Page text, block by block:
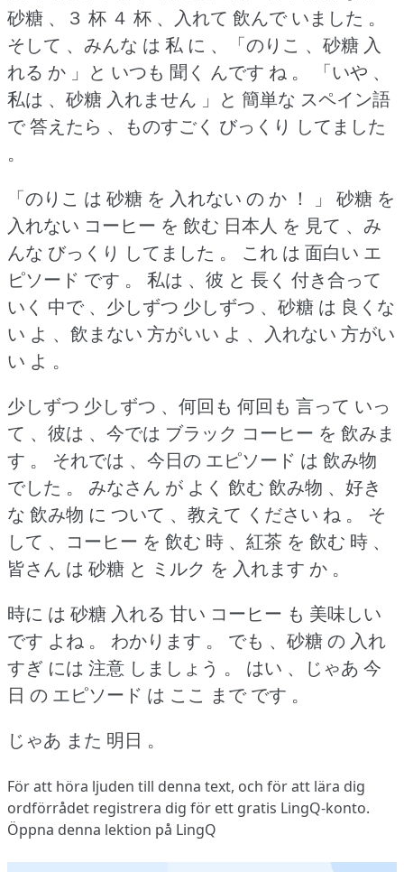
砂糖 、３ 杯 ４ 杯 、入れて 飲んで いました 。
そして 、みんな は 私 に 、「のりこ 、砂糖 入
れる か 」と いつも 聞く んです ね 。
「いや 、
私は 、砂糖 入れません 」と 簡単な スペイン語
で 答えたら 、ものすごく びっくり してました
。
「のりこ は 砂糖 を 入れない の か ！ 」
砂糖 を
入れない コーヒー を 飲む 日本人 を 見て 、み
んな びっくり してました 。
これ は 面白い エ
ピソード です 。
私は 、彼 と 長く 付き合って
いく 中で 、少しずつ 少しずつ 、砂糖 は 良くな
い よ 、飲まない 方がいい よ 、入れない 方がい
い よ 。
少しずつ 少しずつ 、何回も 何回も 言って いっ
て 、彼は 、今では ブラック コーヒー を 飲みま
す 。
それでは 、今日の エピソード は 飲み物
でした 。
みなさん が よく 飲む 飲み物 、好き
な 飲み物 に ついて 、教えて ください ね 。
そ
して 、コーヒー を 飲む 時 、紅茶 を 飲む 時 、
皆さん は 砂糖 と ミルク を 入れます か 。
時に は 砂糖 入れる 甘い コーヒー も 美味しい
です よね 。
わかります 。
でも 、砂糖 の 入れ
すぎ には 注意 しましょう 。
はい 、じゃあ 今
日 の エピソード は ここ まで です 。
じゃあ また 明日 。
För att höra ljuden till denna text, och för att lära dig
ordförrådet registrera dig för ett gratis LingQ-konto.
Öppna denna lektion på LingQ